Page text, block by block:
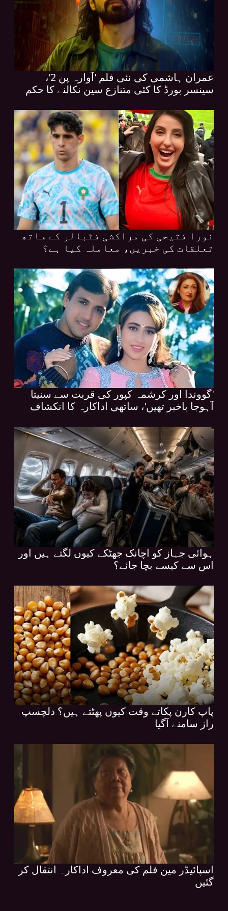
عمران ہاشمی کی نئی فلم 'آوارہ پن 2'،
سینسر بورڈ کا کئی متنازع سین نکالنے کا حکم
نورا فتیحی کی مراکشی فٹبالر کے ساتھ
تعلقات کی خبریں، معاملہ کیا ہے؟
'گووندا اور کرشمہ کپور کی قربت سے سنیتا
آہوجا باخبر تھیں'، ساتھی اداکارہ کا انکشاف
ہوائی جہاز کو اچانک جھٹکے کیوں لگتے ہیں اور
اس سے کیسے بچا جائے؟
پاپ کارن پکاتے وقت کیوں پھٹتے ہیں؟ دلچسپ
راز سامنے آگیا
اسپائیڈر مین فلم کی معروف اداکارہ انتقال کر
گئیں